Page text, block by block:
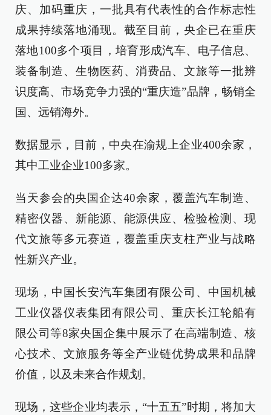
庆、加码重庆，一批具有代表性的合作标志性
成果持续落地涌现。截至目前，央企已在重庆
落地100多个项目，培育形成汽车、电子信息、
装备制造、生物医药、消费品、文旅等一批辨
识度高、市场竞争力强的“重庆造”品牌，畅销全
国、远销海外。
数据显示，目前，中央在渝规上企业400余家，
其中工业企业100多家。
当天参会的央国企达40余家，覆盖汽车制造、
精密仪器、新能源、能源供应、检验检测、现
代文旅等多元赛道，覆盖重庆支柱产业与战略
性新兴产业。
现场，中国长安汽车集团有限公司、中国机械
工业仪器仪表集团有限公司、重庆长江轮船有
限公司等8家央国企集中展示了在高端制造、核
心技术、文旅服务等全产业链优势成果和品牌
价值，以及未来合作规划。
现场，这些企业均表示，“十五五”时期，将加大